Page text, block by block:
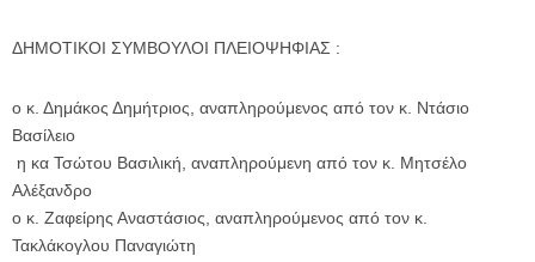
ΔΗΜΟΤΙΚΟΙ ΣΥΜΒΟΥΛΟΙ ΠΛΕΙΟΨΗΦΙΑΣ :
ο κ. Δημάκος Δημήτριος, αναπληρούμενος από τον κ. Ντάσιο
Βασίλειο
η κα Τσώτου Βασιλική, αναπληρούμενη από τον κ. Μητσέλο
Αλέξανδρο
ο κ. Ζαφείρης Αναστάσιος, αναπληρούμενος από τον κ.
Τακλάκογλου Παναγιώτη